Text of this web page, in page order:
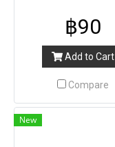
฿90
Add to Cart
Compare
New